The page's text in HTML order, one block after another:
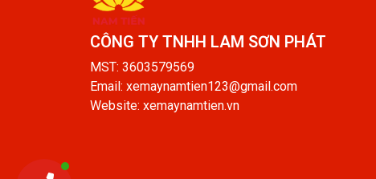
CÔNG TY TNHH LAM SƠN PHÁT​
MST: 3603579569
Email: xemaynamtien123@gmail.com
Website: xemaynamtien.vn